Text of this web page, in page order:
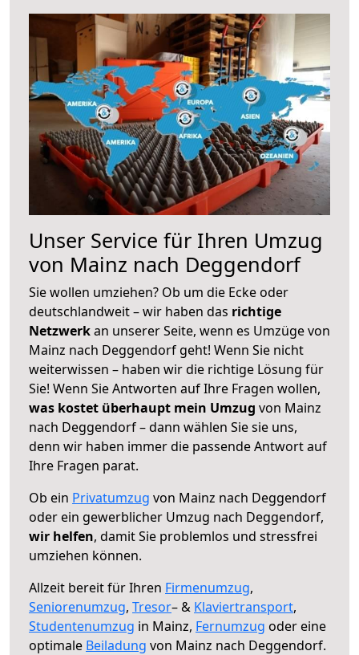
Unser Service für Ihren Umzug
von Mainz nach Deggendorf
Sie wollen umziehen? Ob um die Ecke oder
deutschlandweit – wir haben das richtige
Netzwerkan unserer Seite, wenn es Umzüge von
Mainz nach Deggendorf geht! Wenn Sie nicht
weiterwissen – haben wir die richtige Lösung für
Sie! Wenn Sie Antworten auf Ihre Fragen wollen,
was kostet überhaupt mein Umzug von Mainz
nach Deggendorf – dann wählen Sie sie uns,
denn wir haben immer die passende Antwort auf
Ihre Fragen parat.
Ob ein Privatumzug von Mainz nach Deggendorf
oder ein gewerblicher Umzug nach Deggendorf,
wir helfen, damit Sie problemlos und stressfrei
umziehen können.
Allzeit bereit für Ihren Firmenumzug,
Seniorenumzug, Tresor– & Klaviertransport,
Studentenumzug in Mainz, Fernumzug oder eine
optimale Beiladung von Mainz nach Deggendorf.